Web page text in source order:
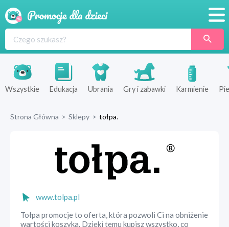
Produkty
Sklepy
Wszystkie Edukacja Ubrania Gry i zabawki Karmienie
Strona Główna > Sklepy > tołpa.
www.tolpa.pl
Tołpa promocje to oferta, która pozwoli Ci na obniżenie
wartości koszyka. Dzięki temu kupisz wszystko, co